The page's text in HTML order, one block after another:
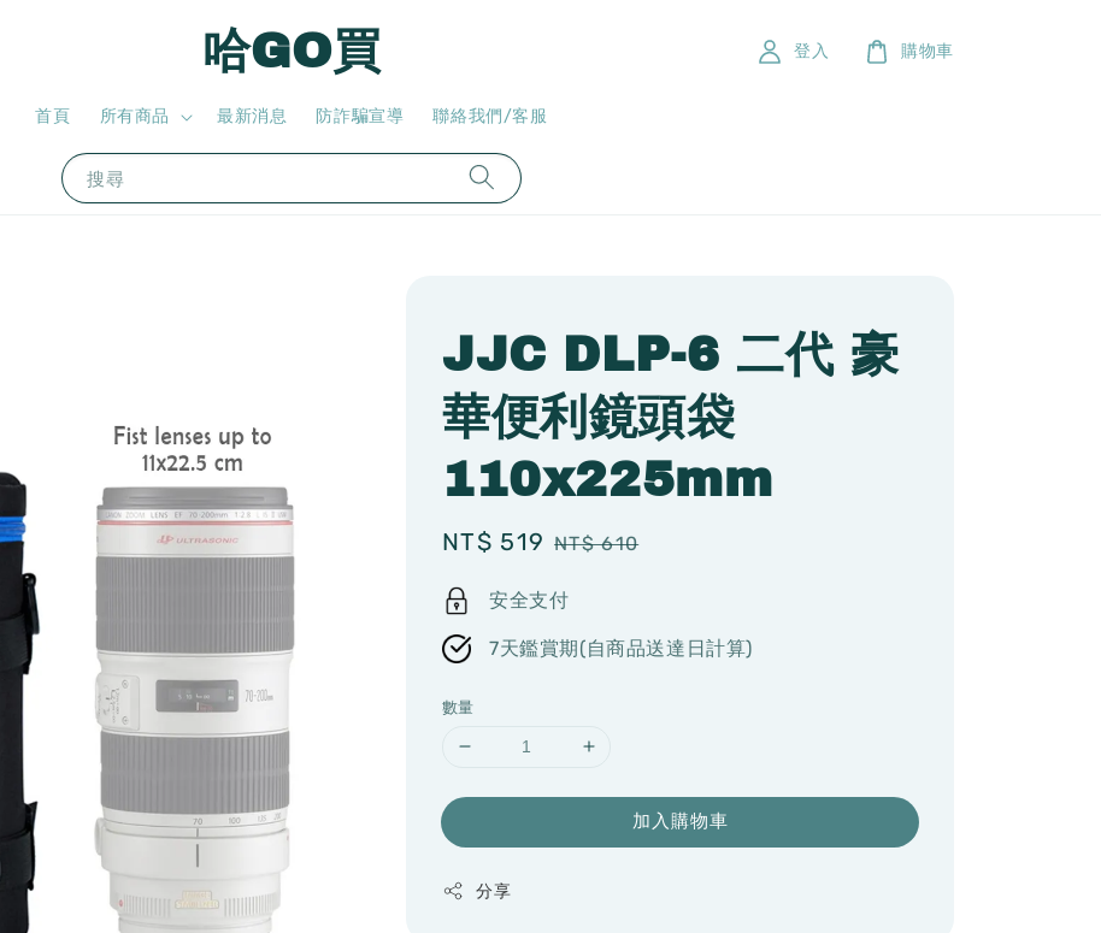
哈GO買
搜尋
首頁 所有商品 最新消息 防詐騙宣導 聯絡我們/客服
登入 購物車
JJC DLP-6 二代 豪
華便利鏡頭袋
110x225mm
Sale
NT$ 519 Regular
NT$ 610
安全支付
7天鑑賞期(自商品送達日計算)
數量
加入購物車
分享